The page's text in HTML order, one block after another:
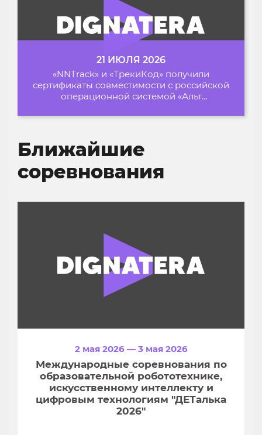
21 ИЮЛЯ 2026
«NNTrack» и «ТрекиКод» получили
сертификаты совместимости с российской
операционной системой «Альт
Ближайшие
соревнования
2 мая 2026 — 3 мая 2026
Международные соревнования по
образовательной робототехнике,
искусственному интеллекту и
цифровым технологиям "ДЕТалька
2026"